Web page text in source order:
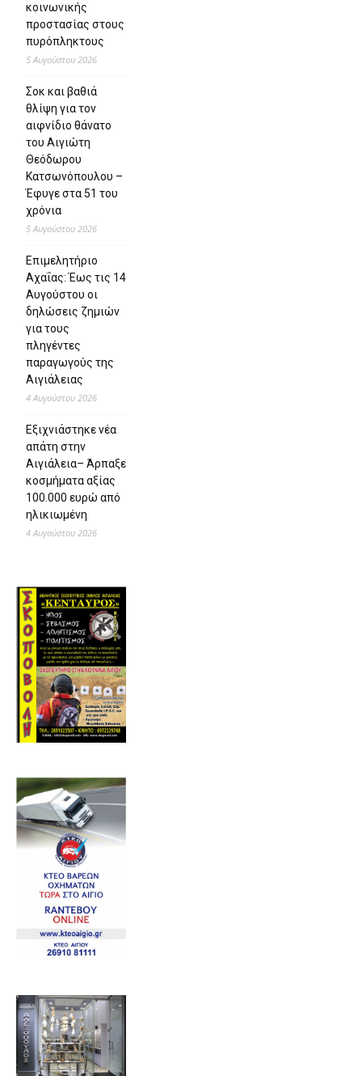
κοινωνικής
προστασίας στους
πυρόπληκτους
5 Αυγούστου 2026
Σοκ και βαθιά
θλίψη για τον
αιφνίδιο θάνατο
του Αιγιώτη
Θεόδωρου
Κατσωνόπουλου –
Έφυγε στα 51 του
χρόνια
5 Αυγούστου 2026
Επιμελητήριο
Αχαΐας: Έως τις 14
Αυγούστου οι
δηλώσεις ζημιών
για τους
πληγέντες
παραγωγούς της
Αιγιάλειας
4 Αυγούστου 2026
Εξιχνιάστηκε νέα
απάτη στην
Αιγιάλεια– Άρπαξε
κοσμήματα αξίας
100.000 ευρώ από
ηλικιωμένη
4 Αυγούστου 2026